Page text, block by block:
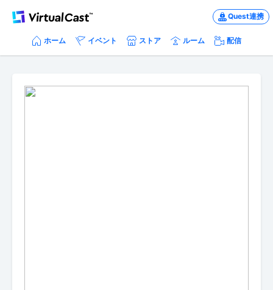
Quest連携
ホーム イベント ストア ルーム 配信